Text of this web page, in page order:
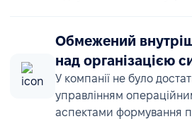
Обмежений
над організацією
У компанії не було
управлінням
аспектами формування